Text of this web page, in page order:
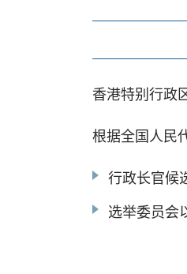
香港特别行政
根据全国人民
行政长官候
选举委员会